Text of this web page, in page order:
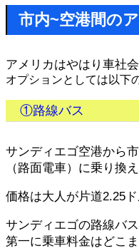
市内~空港間の
アメリカはやはり車社
オプションとしては以下
①路線バス
サンディエゴ空港から
（路面電車）に乗り換
価格は大人が片道2.25
サンディエゴの路線バ
第一に乗車料金はどこ